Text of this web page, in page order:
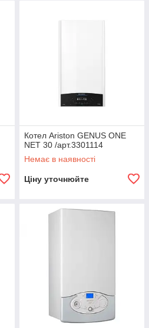
Котел Ariston GENUS ONE
NET 30 /арт.3301114
Немає в наявності
Ціну уточнюйте